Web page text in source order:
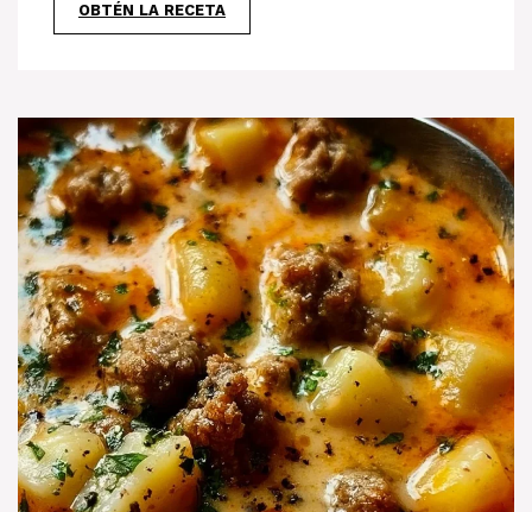
OBTÉN LA RECETA